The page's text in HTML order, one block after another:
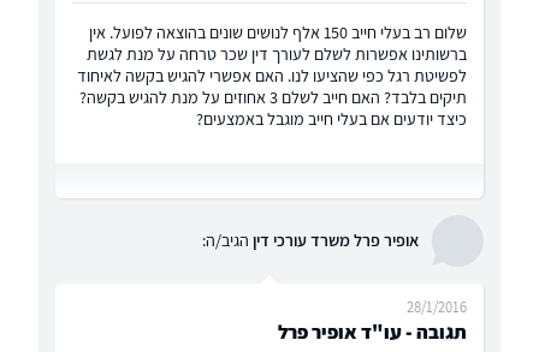
שלום רב בעלי חייב 150 אלף לנושים שונים בהוצאה לפועל. אין
ברשותינו אפשרות לשלם לעורך דין שכר טרחה על מנת לגשת
לפשיטת רגל כפי שהציעו לנו. האם אפשרי להגיש בקשה לאיחוד
תיקים בלבד? האם חייב לשלם 3 אחוזים על מנת להגיש בקשה?
כיצד יודעים אם בעלי חייב מוגבל באמצעים?
אופיר פרל משרד עורכי דין הגיב/ה:
תגובה - עו"ד אופיר פרל
28/1/2016